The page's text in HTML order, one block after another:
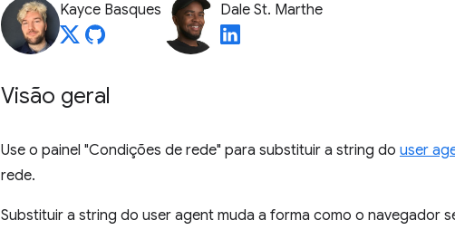
Kayce Basques Dale St. Marthe
Visão geral
Use o painel "Condições de rede" para substituir a string do user
rede.
Substituir a string do user agent muda a forma como o navegador